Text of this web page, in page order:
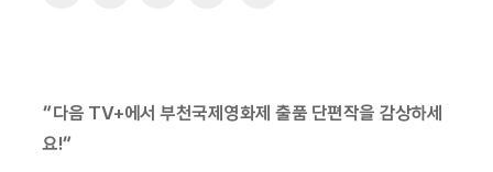
“다음 TV+에서 부천국제영화제 출품 단편작을 감상하세
요!”